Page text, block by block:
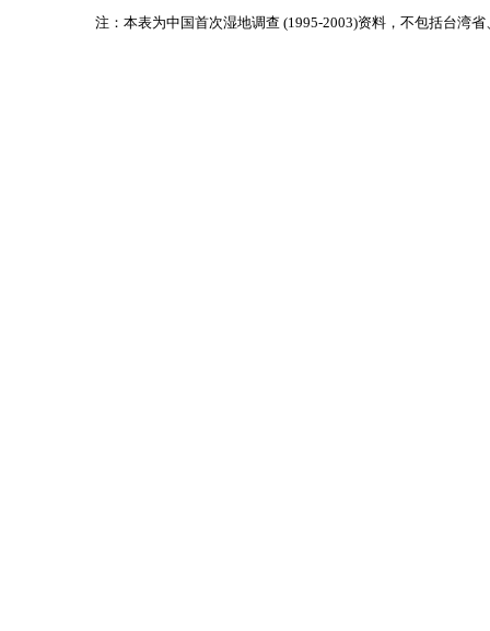
注：本表为中国首次湿地调查 (1995-2003)资料，不包括台湾